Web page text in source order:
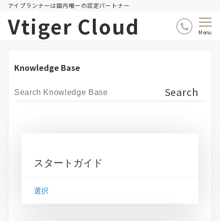
アイプランナーは国内唯一の認定パートナー
Vtiger Cloud Menu
Knowledge Base
スタートガイド
選択